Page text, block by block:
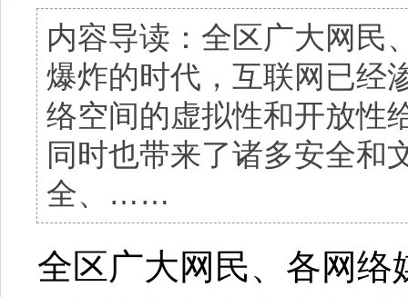
内容导读：全区广大网民
爆炸的时代，互联网已经
络空间的虚拟性和开放性
同时也带来了诸多安全和
全、……
全区广大网民、各网络